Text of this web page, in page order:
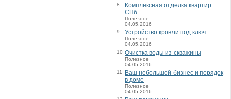
8
Комплексная отделка квартир
СПб
Полезное
04.05.2016
9
Устройство кровли под ключ
Полезное
04.05.2016
10 Очистка воды из скважины
Полезное
04.05.2016
11
Ваш небольшой бизнес и порядок
в доме
Полезное
04.05.2016